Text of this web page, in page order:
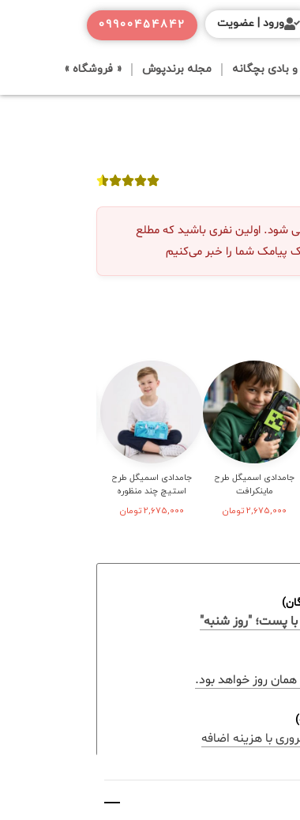
بادی بچگانه مجله برندپوش « فروشگاه »
09900454842 ورود | عضویت
اولین نفری باشید که مطلع
پیامک شما را خبر می‌کنیم
جامدادی اسمیگل طرح
ماینکرافت
2,675,000 تومان
جامدادی اسمیگل طرح
استیچ چند منظوره
2,675,000 تومان
با پست؛ "روز شنبه"
با هزینه اضافه